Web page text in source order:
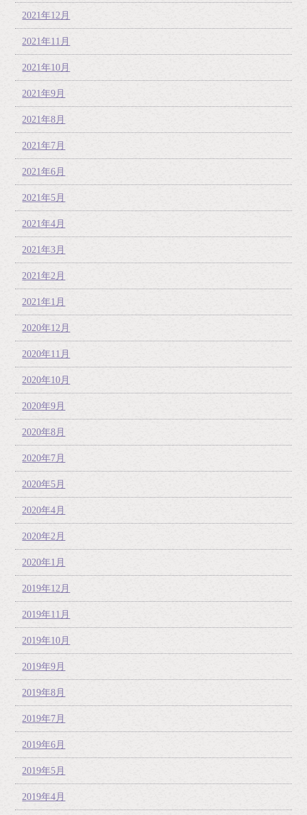
2021年12月
2021年11月
2021年10月
2021年9月
2021年8月
2021年7月
2021年6月
2021年5月
2021年4月
2021年3月
2021年2月
2021年1月
2020年12月
2020年11月
2020年10月
2020年9月
2020年8月
2020年7月
2020年5月
2020年4月
2020年2月
2020年1月
2019年12月
2019年11月
2019年10月
2019年9月
2019年8月
2019年7月
2019年6月
2019年5月
2019年4月